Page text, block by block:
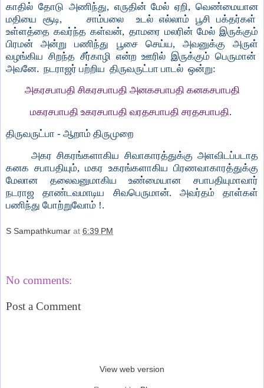
காதில் தோடு அணிந்து, எருதின் மேல் ஏறி, வெண்மையான
மதியை சூடி, சாம்பலை உடல் எல்லாம் பூசி பக்தர்கள்
உள்ளத்தை கவர்ந்த கள்வன், தாமரை மலரின் மேல் இருக்கும்
பிரமன் அன்று பணிந்து பூசை செய்ய, அவனுக்கு அருள்
வழங்கிய சிறந்த சீர்காழி என்ற ஊரில் இருக்கும் பெருமான்
அவனே. நடராஜர் பற்றிய திருவருட்பா பாடல் ஒன்று:
அகரசபாபதி சிகரசபாபதி அனகசபாபதி கனகசபாபதி
மகரசபாபதி உகரசபாபதி வரதசபாபதி சரதசபாபதி.
திருவருட்பா - ஆறாம் திருமுறை
அகர சிகரங்களாகிய சிவாகாரத்துக்கு அளவிடப்படாத
கனக சபாபதியும், மகர உகரங்களாகிய பிரணவாகாரத்துக்கு
மேலான தலைவனுமாகிய உண்மையான சபாபதியுமாவார்
நடராஜ தாண்டவமாடிய சிவபெருமான். அவர்தம் தாள்கள்
பணிந்து போற்றுவோம் !.
S Sampathkumar at 6:39 PM
No comments:
Post a Comment
View web version